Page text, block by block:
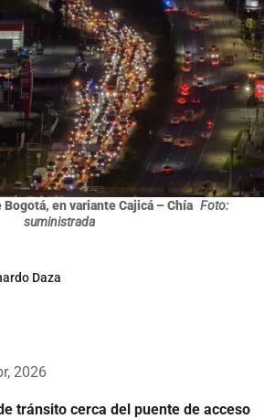
en variante Cajicá – Chía Foto:
suministrada
Daza
2026
tránsito cerca del puente de acceso